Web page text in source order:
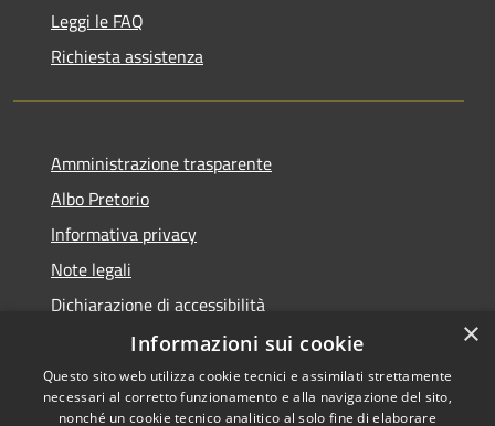
Leggi le FAQ
Richiesta assistenza
Amministrazione trasparente
Albo Pretorio
Informativa privacy
Note legali
Dichiarazione di accessibilità
×
Informazioni sui cookie
Questo sito web utilizza cookie tecnici e assimilati strettamente
necessari al corretto funzionamento e alla navigazione del sito,
nonché un cookie tecnico analitico al solo fine di elaborare